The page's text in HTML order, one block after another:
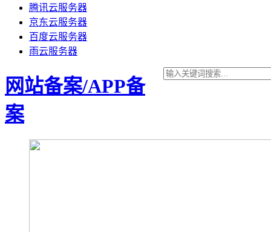
腾讯云服务器
京东云服务器
百度云服务器
雨云服务器
网站备案/APP备
案